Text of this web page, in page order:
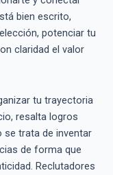
bien escrito,
potenciar tu
claridad el valor
tu trayectoria
resalta logros
se trata de inventar
de forma que
Reclutadores